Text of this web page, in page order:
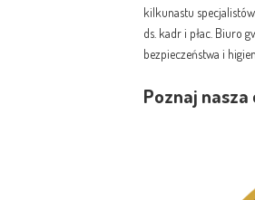
kilkunastu
ds. kadr i płac. Biuro
bezpieczeństwa i
Poznaj